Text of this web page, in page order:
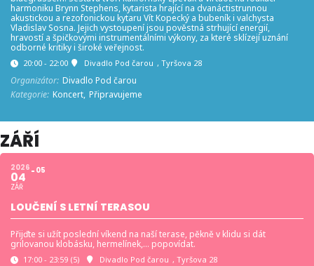
harmoniku Brynn Stephens, kytarista hrající na dvanáctistrunnou
akustickou a rezofonickou kytaru Vít Kopecký a bubeník i valchysta
Vladislav Sosna. Jejich vystoupení jsou pověstná strhující energií,
hravostí a špičkovými instrumentálními výkony, za které sklízejí uznání
odborné kritiky i široké veřejnost.
20:00 - 22:00 Divadlo Pod čarou , Tyršova 28
Organizátor: Divadlo Pod čarou
Kategorie: Koncert, Připravujeme
ZÁŘÍ
2026
04
ZÁŘ
05
LOUČENÍ S LETNÍ TERASOU
Přijďte si užít poslední víkend na naší terase, pěkně v klidu si dát
grilovanou klobásku, hermelínek,… popovídat.
17:00 - 23:59 (5) Divadlo Pod čarou , Tyršova 28